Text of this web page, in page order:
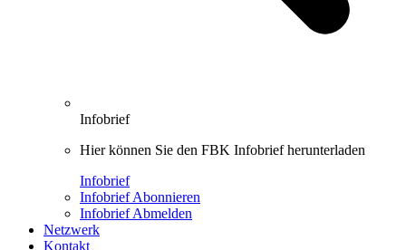
Infobrief
Hier können Sie den FBK Infobrief herunterladen
Infobrief
Infobrief Abonnieren
Infobrief Abmelden
Netzwerk
Kontakt